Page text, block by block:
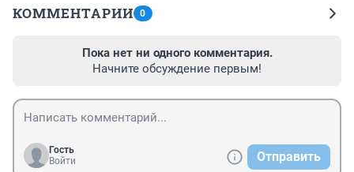
КОММЕНТАРИИ 0
Пока нет ни одного комментария.
Начните обсуждение первым!
Гость
Войти
Отправить